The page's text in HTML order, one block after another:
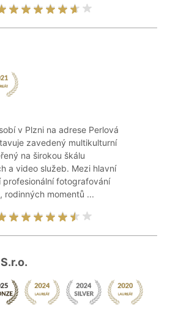
v Plzni na adrese Perlová
zavedený multikulturní
na širokou škálu
a video služeb. Mezi hlavní
fotografování
rodinných momentů ...